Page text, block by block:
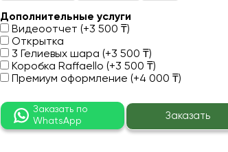
Дополнительные услуги
Видеоотчет (+3 500 ₸)
Открытка
3 Гелиевых шара (+3 500 ₸)
Коробка Raffaello (+3 500 ₸)
Премиум оформление (+4 000 ₸)
Заказать по
WhatsApp
Заказать